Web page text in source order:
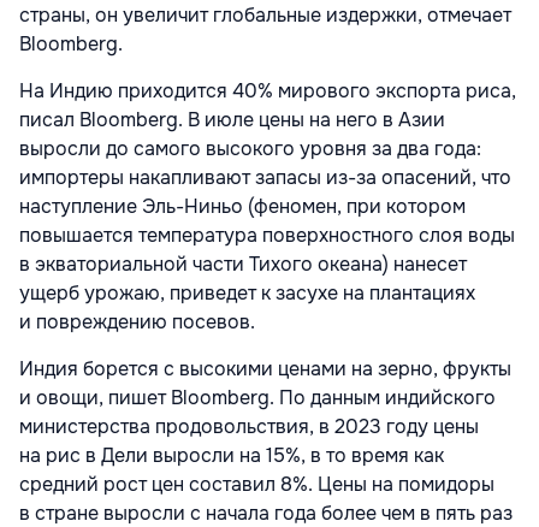
страны, он увеличит глобальные издержки, отмечает
Bloomberg.
На Индию приходится 40% мирового экспорта риса,
писал Bloomberg. В июле цены на него в Азии
выросли до самого высокого уровня за два года:
импортеры накапливают запасы из-за опасений, что
наступление Эль-Ниньо (феномен, при котором
повышается температура поверхностного слоя воды
в экваториальной части Тихого океана) нанесет
ущерб урожаю, приведет к засухе на плантациях
и повреждению посевов.
Индия борется с высокими ценами на зерно, фрукты
и овощи, пишет Bloomberg. По данным индийского
министерства продовольствия, в 2023 году цены
на рис в Дели выросли на 15%, в то время как
средний рост цен составил 8%. Цены на помидоры
в стране выросли с начала года более чем в пять раз